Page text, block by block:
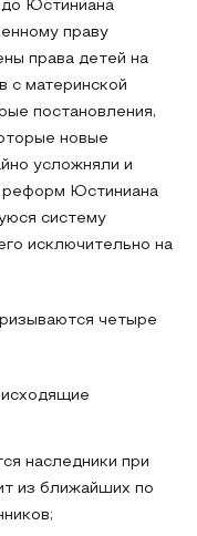
до Юстиниана
праву
права детей на
с материнской
постановления,
новые
усложняли и
реформ Юстиниана
систему
исключительно на
четыре
наследники при
из ближайших по